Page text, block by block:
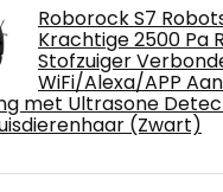
Roborock S7
Krachtige 2500 Pa
Stofzuiger
WiFi/Alexa/APP
met Ultrasone
(Zwart)